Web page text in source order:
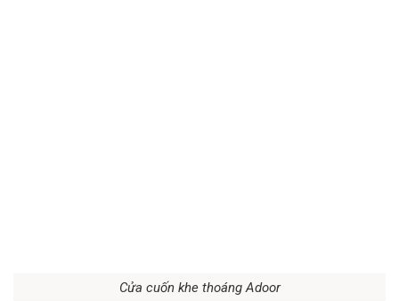
Cửa cuốn khe thoáng Adoor